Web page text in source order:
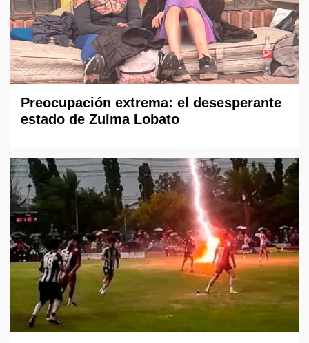
Preocupación extrema: el desesperante
estado de Zulma Lobato